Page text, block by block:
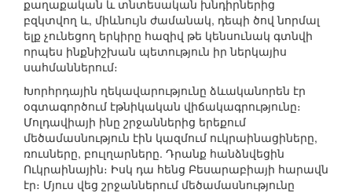
քաղաքական և տնտեսական խնդիրներից
բզկտվող և, միևնույն ժամանակ, դեպի ծով նորմալ
ելք չունեցող երկիրը հազիվ թե կենսունակ գտնվի
որպես ինքնիշխան պետություն իր ներկայիս
սահմաններում։
Խորհրդային ղեկավարությունը ձևականորեն էր
օգտագործում էթնիկական վիճակագրությունը։
Մոլդավիայի ինը շրջաններից երեքում
մեծամասնություն էին կազմում ուկրաինացիները,
ռուսները, բուլղարները. Դրանք հանձնվեցին
Ուկրաինային։ Իսկ դա հենց Բեսարաբիայի հարավն
էր։ Մյուս վեց շրջաններում մեծամասնությունը